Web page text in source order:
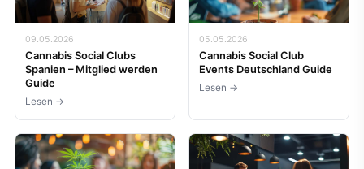
09.05.2026
Cannabis Social Clubs
Spanien – Mitglied werden
Guide
Lesen →
05.05.2026
Cannabis Social Club
Events Deutschland Guide
Lesen →